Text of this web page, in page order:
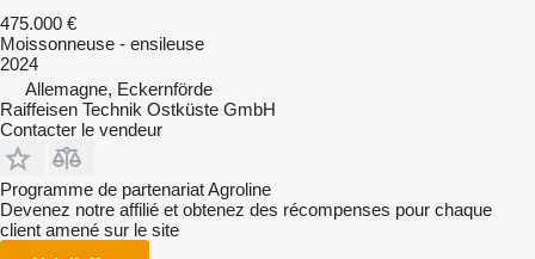
475.000 €
Moissonneuse - ensileuse
2024
Allemagne, Eckernförde
Raiffeisen Technik Ostküste GmbH
Contacter le vendeur
Programme de partenariat Agroline
Devenez notre affilié et obtenez des récompenses pour chaque
client amené sur le site